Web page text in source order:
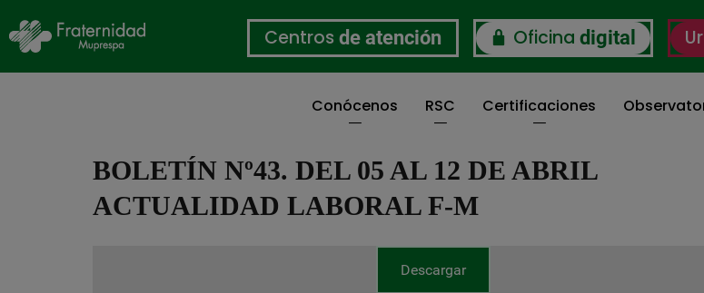
Centros de atención Oficina digital
Conócenos RSC Certificaciones
BOLETÍN Nº43. DEL 05 AL 12 DE ABRIL
ACTUALIDAD LABORAL F-M
Descargar